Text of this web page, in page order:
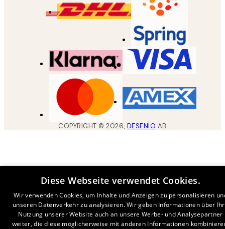
COPYRIGHT ©2026, DESENIO AB
Diese Webseite verwendet Cookies.
Wir verwenden Cookies, um Inhalte und Anzeigen zu personalisieren
unseren Datenverkehr zu analysieren. Wir geben Informationen über
Nutzung unserer Website auch an unsere Werbe- und Analysepartner
weiter, die diese möglicherweise mit anderen Informationen